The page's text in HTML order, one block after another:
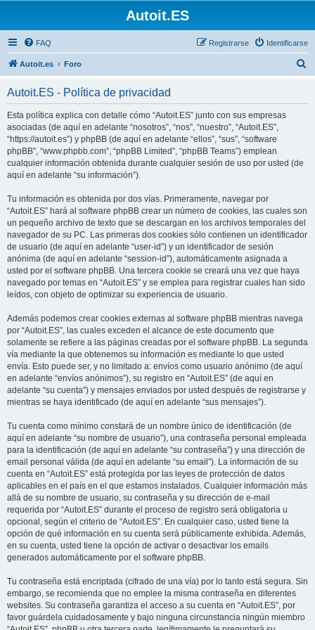
Autoit.ES
FAQ Identificarse
Registrarse
Autoit.es Foro
Autoit.ES - Política de privacidad
Esta política explica con detalle cómo “Autoit.ES” junto con sus empresas
asociadas (de aquí en adelante “nosotros”, “nos”, “nuestro”, “Autoit.ES”,
“https://autoit.es”) y phpBB (de aquí en adelante “ellos”, “sus”, “software
phpBB”, “www.phpbb.com”, “phpBB Limited”, “phpBB Teams”) emplean
cualquier información obtenida durante cualquier sesión de uso por usted (de
aquí en adelante “su información”).
Tu información es obtenida por dos vías. Primeramente, navegar por
“Autoit.ES” hará al software phpBB crear un número de cookies, las cuales son
un pequeño archivo de texto que se descargan en los archivos temporales del
navegador de su PC. Las primeras dos cookies sólo contienen un identificador
de usuario (de aquí en adelante “user-id”) y un identificador de sesión
anónima (de aquí en adelante “session-id”), automáticamente asignada a
usted por el software phpBB. Una tercera cookie se creará una vez que haya
navegado por temas en “Autoit.ES” y se emplea para registrar cuales han sido
leídos, con objeto de optimizar su experiencia de usuario.
Además podemos crear cookies externas al software phpBB mientras navega
por “Autoit.ES”, las cuales exceden el alcance de este documento que
solamente se refiere a las páginas creadas por el software phpBB. La segunda
vía mediante la que obtenemos su información es mediante lo que usted
envía. Esto puede ser, y no limitado a: envíos como usuario anónimo (de aquí
en adelante “envíos anónimos”), su registro en “Autoit.ES” (de aquí en
adelante “su cuenta”) y mensajes enviados por usted después de registrarse y
mientras se haya identificado (de aquí en adelante “sus mensajes”).
Tu cuenta como mínimo constará de un nombre único de identificación (de
aquí en adelante “su nombre de usuario”), una contraseña personal empleada
para la identificación (de aquí en adelante “su contraseña”) y una dirección de
email personal válida (de aquí en adelante “su email”). La información de su
cuenta en “Autoit.ES” está protegida por las leyes de protección de datos
aplicables en el país en el que estamos instalados. Cualquier información más
allá de su nombre de usuario, su contraseña y su dirección de e-mail
requerida por “Autoit.ES” durante el proceso de registro será obligatoria u
opcional, según el criterio de “Autoit.ES”. En cualquier caso, usted tiene la
opción de qué información en su cuenta será públicamente exhibida. Además,
en su cuenta, usted tiene la opción de activar o desactivar los emails
generados automáticamente por el software phpBB.
Tu contraseña está encriptada (cifrado de una vía) por lo tanto está segura. Sin
embargo, se recomienda que no emplee la misma contraseña en diferentes
websites. Su contraseña garantiza el acceso a su cuenta en “Autoit.ES”, por
favor guárdela cuidadosamente y bajo ninguna circunstancia ningún miembro